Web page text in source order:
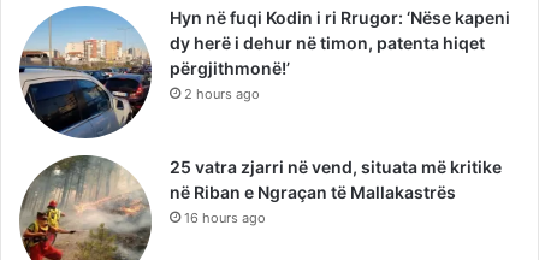
Hyn në fuqi Kodin i ri Rrugor: ‘Nëse kapeni
dy herë i dehur në timon, patenta hiqet
përgjithmonë!’
2 hours ago
25 vatra zjarri në vend, situata më kritike
në Riban e Ngraçan të Mallakastrës
16 hours ago